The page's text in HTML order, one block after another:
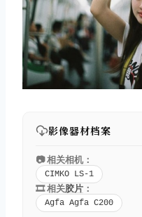
影像器材档案
📷 相关相机：
CIMKO LS-1
🎞️ 相关胶片 ：
Agfa Agfa C200